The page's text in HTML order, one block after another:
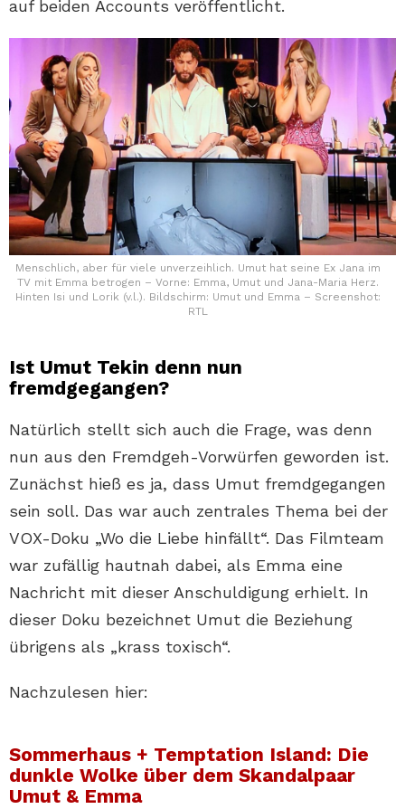
auf beiden Accounts veröffentlicht.
Menschlich, aber für viele unverzeihlich. Umut hat seine Ex Jana im
TV mit Emma betrogen – Vorne: Emma, Umut und Jana-Maria Herz.
Hinten Isi und Lorik (v.l.). Bildschirm: Umut und Emma – Screenshot:
RTL
Ist Umut Tekin denn nun
fremdgegangen?
Natürlich stellt sich auch die Frage, was denn
nun aus den Fremdgeh-Vorwürfen geworden ist.
Zunächst hieß es ja, dass Umut fremdgegangen
sein soll. Das war auch zentrales Thema bei der
VOX-Doku „Wo die Liebe hinfällt“. Das Filmteam
war zufällig hautnah dabei, als Emma eine
Nachricht mit dieser Anschuldigung erhielt. In
dieser Doku bezeichnet Umut die Beziehung
übrigens als „krass toxisch“.
Nachzulesen hier:
Sommerhaus + Temptation Island: Die
dunkle Wolke über dem Skandalpaar
Umut & Emma